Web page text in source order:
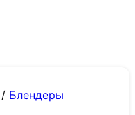
/ Блендеры